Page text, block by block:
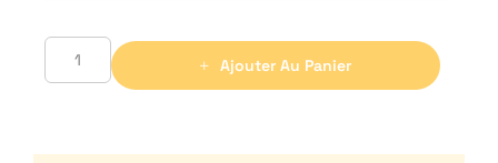
Ajouter Au Panier